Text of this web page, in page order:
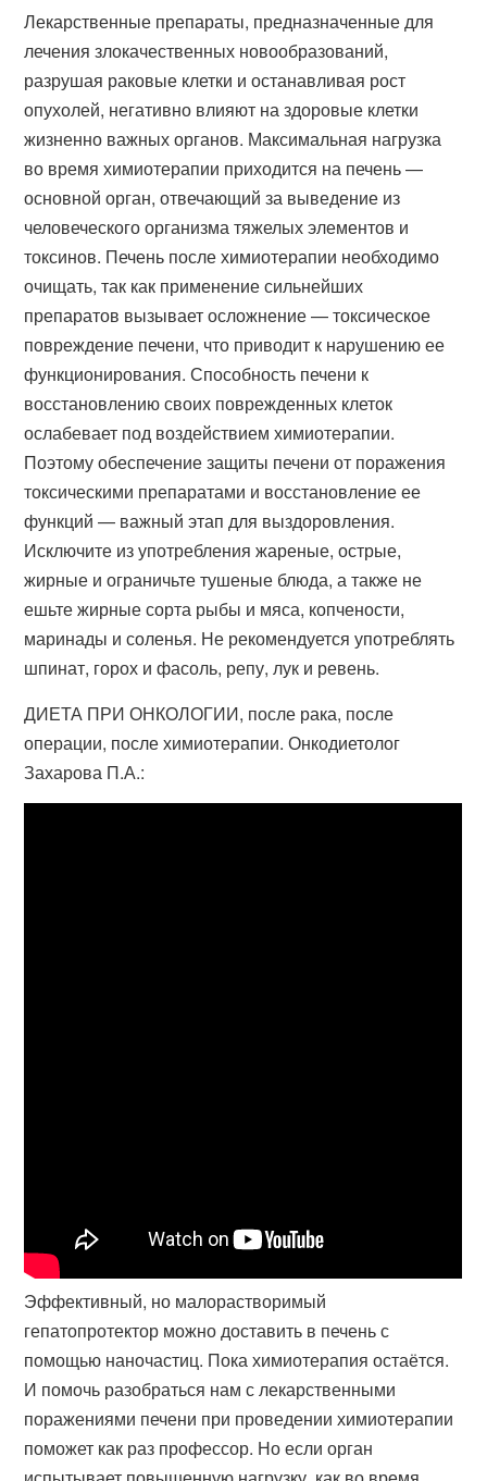
Лекарственные препараты, предназначенные для
лечения злокачественных новообразований,
разрушая раковые клетки и останавливая рост
опухолей, негативно влияют на здоровые клетки
жизненно важных органов. Максимальная нагрузка
во время химиотерапии приходится на печень —
основной орган, отвечающий за выведение из
человеческого организма тяжелых элементов и
токсинов. Печень после химиотерапии необходимо
очищать, так как применение сильнейших
препаратов вызывает осложнение — токсическое
повреждение печени, что приводит к нарушению ее
функционирования. Способность печени к
восстановлению своих поврежденных клеток
ослабевает под воздействием химиотерапии.
Поэтому обеспечение защиты печени от поражения
токсическими препаратами и восстановление ее
функций — важный этап для выздоровления.
Исключите из употребления жареные, острые,
жирные и ограничьте тушеные блюда, а также не
ешьте жирные сорта рыбы и мяса, копчености,
маринады и соленья. Не рекомендуется употреблять
шпинат, горох и фасоль, репу, лук и ревень.
ДИЕТА ПРИ ОНКОЛОГИИ, после рака, после
операции, после химиотерапии. Онкодиетолог
Захарова П.А.:
Эффективный, но малорастворимый
гепатопротектор можно доставить в печень с
помощью наночастиц. Пока химиотерапия остаётся.
И помочь разобраться нам с лекарственными
поражениями печени при проведении химиотерапии
поможет как раз профессор. Но если орган